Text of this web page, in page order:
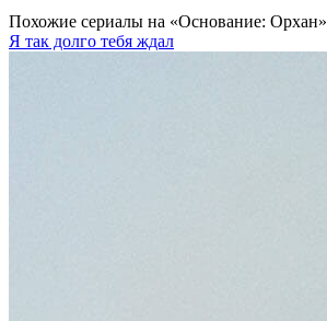
Похожие сериалы на «Основание: Орхан»
Я так долго тебя ждал